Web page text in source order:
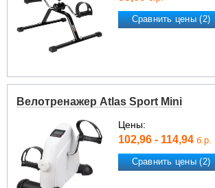
Сравнить цены (2)
Велотренажер Atlas Sport Mini
Цены:
102,96 - 114,94 б.р.
Сравнить цены (2)